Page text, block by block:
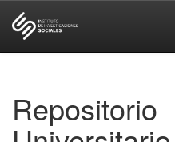
Repositorio